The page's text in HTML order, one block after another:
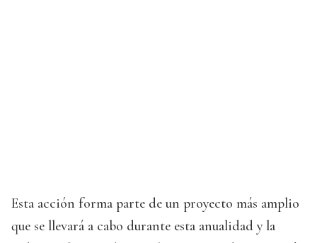
Esta acción forma parte de un proyecto más amplio
que se llevará a cabo durante esta anualidad y la